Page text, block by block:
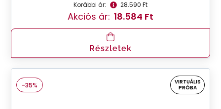
Korábbi ár: 28.590 Ft
Akciós ár: 18.584 Ft
Részletek
-35%
VIRTUÁLIS
PRÓBA